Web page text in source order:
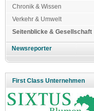
Chronik & Wissen
Verkehr & Umwelt
Seitenblicke & Gesellschaft
Newsreporter
First Class Unternehmen